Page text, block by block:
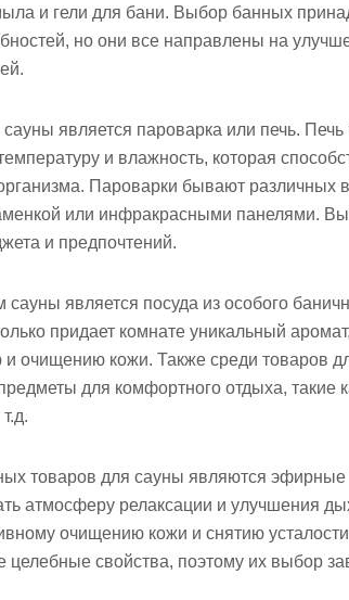
и гели для бани. Выбор банных
но они все направлены на
является пароварка или печь. Печь
и влажность, которая
Пароварки бывают различных
или инфракрасными панелями.
и предпочтений.
является посуда из особого
придает комнате уникальный
очищению кожи. Также среди товаров
для комфортного отдыха, такие
товаров для сауны являются эфирные
атмосферу релаксации и улучшения
очищению кожи и снятию
целебные свойства, поэтому их выбор